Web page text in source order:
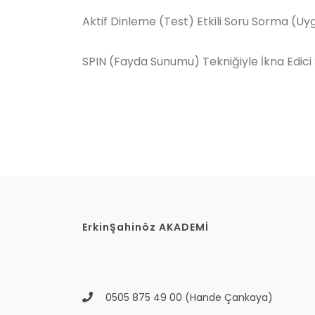
Aktif Dinleme (Test) Etkili Soru Sorma
SPIN (Fayda Sunumu) Tekniğiyle İkna
ErkinŞahinöz AKADEMİ
0505 875 49 00 (Hande Çankaya)